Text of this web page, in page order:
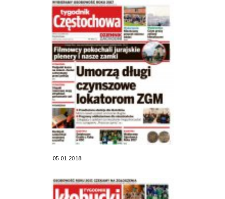
05.01.2018